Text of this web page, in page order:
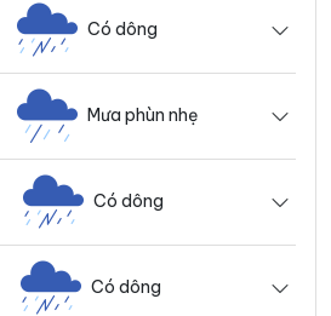
Có dông
Mưa phùn nhẹ
Có dông
Có dông